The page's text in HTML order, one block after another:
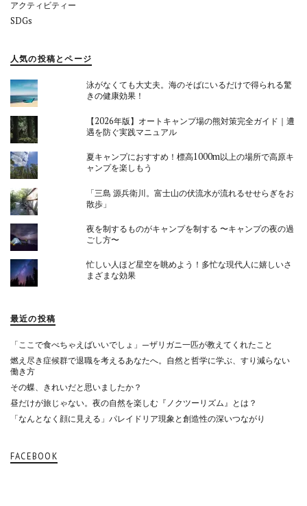
アクティビティー
SDGs
人気の投稿とページ
泳がなくても大丈夫。海のそばにいるだけで得られる驚
きの健康効果！
【2026年版】オートキャンプ場の熊対策完全ガイド｜遭
遇を防ぐ実践マニュアル
夏キャンプにおすすめ！標高1000m以上の場所で高原キ
ャンプを楽しもう
「三島 源兵衛川。富士山の伏流水が流れるせせらぎをお
散歩」
夜を制するものがキャンプを制する 〜キャンプの夜の過
ごし方〜
忙しい人ほど星空を眺めよう！多忙な現代人に嬉しいさ
まざまな効果
最近の投稿
「ここで食べちゃえばいいでしょ」—ザリガニ一匹が教えてくれたこと
燃え尽き症候群で退職を考えるあなたへ。自然と哲学に学ぶ、すり減らない
働き方
その蝶、きれいだと思いましたか？
昼だけが旅じゃない。夜の自然を楽しむ『ノクツーリズム』とは？
「なんとなく顔に見える」パレイドリア現象と創造性の深いつながり
FACEBOOK